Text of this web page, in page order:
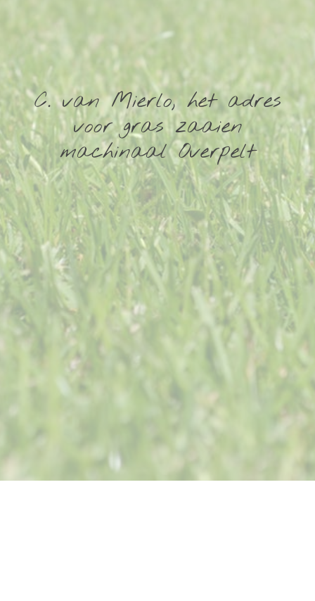
C. van Mierlo, het adres
voor gras zaaien
machinaal Overpelt